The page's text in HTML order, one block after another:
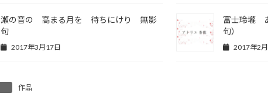
瀬の音の 高まる月を 待ちにけり 無影
句
2017年3月17日
富士玲壠
句）
2017年2
作品